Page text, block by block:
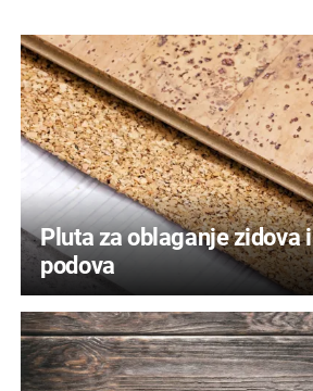
Pluta za oblaganje zidova i
podova